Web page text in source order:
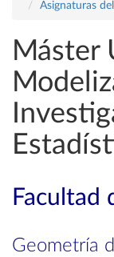
Asignaturas
Máster
Facultad
Geometría